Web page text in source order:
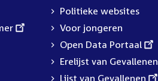
Politieke websites
Voor jongeren
External
link:
Open Data Portaal
Erelijst van Gevallenen
External
Lijst van Gevallenen